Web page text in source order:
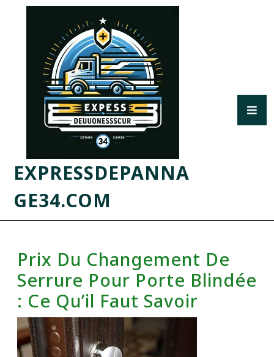
EXPRESSDEPANNA
GE34.COM
Prix Du Changement De
Serrure Pour Porte Blindée
: Ce Qu’il Faut Savoir